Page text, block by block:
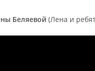
Беляевой (Лена и